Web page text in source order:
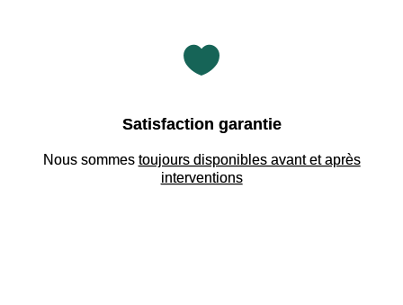

Satisfaction garantie
Nous sommes toujours disponibles avant et après
interventions